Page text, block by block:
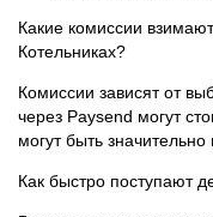
Какие комиссии
Котельниках?
Комиссии зависят от
через Paysend могут
могут быть
Как быстро поступают